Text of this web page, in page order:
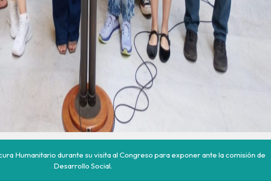
Humanitario durante su visita al Congreso para exponer ante la comisión de
Desarrollo Social.